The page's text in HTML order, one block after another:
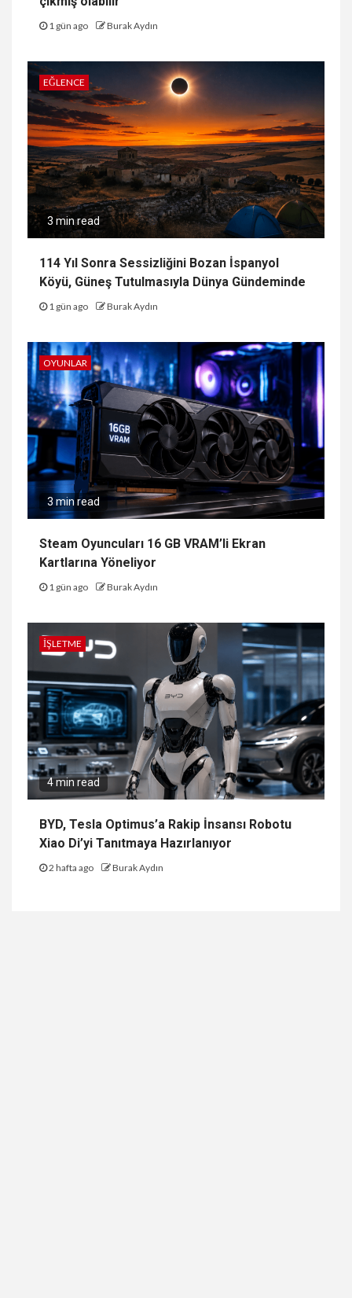
1 gün ago Burak Aydın
EĞLENCE
3 min read
114 Yıl Sonra Sessizliğini Bozan İspanyol
Köyü, Güneş Tutulmasıyla Dünya Gündeminde
1 gün ago Burak Aydın
OYUNLAR
3 min read
Steam Oyuncuları 16 GB VRAM’li Ekran
Kartlarına Yöneliyor
1 gün ago Burak Aydın
İŞLETME
4 min read
BYD, Tesla Optimus’a Rakip İnsansı Robotu
Xiao Di’yi Tanıtmaya Hazırlanıyor
2 hafta ago Burak Aydın